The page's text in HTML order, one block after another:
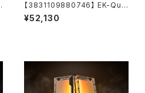
【3831109880746】 EK-Qua
ntum Kinetic³ FLT 140 D5 P
WM D-RGB - Plexi
¥52,130